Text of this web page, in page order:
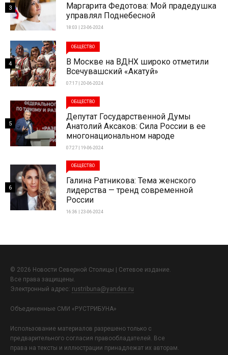
Маргарита Федотова: Мой прадедушка
управлял Поднебесной
18:03 | 23-06-2024
3
ОБЩЕСТВО
В Москве на ВДНХ широко отметили
Всечувашский «Акатуй»
07:17 | 20-06-2024
4
ОБЩЕСТВО
Депутат Государственной Думы
Анатолий Аксаков: Сила России в ее
многонациональном народе
07:27 | 19-06-2024
5
ОБЩЕСТВО
Галина Ратникова: Тема женского
лидерства — тренд современной
России
16:36 | 23-06-2024
6
© 2026 Новости Северной Столицы | Сетевое издание.
Все права защищены.
Электронный адрес: rustribuna@yandex.ru
Объединенные СМИ «РУСТРИБУНА»
Использование материалов разрешено только с
предварительного согласия правообладателей. Все
права на тексты и иллюстрации принадлежат их авторам.